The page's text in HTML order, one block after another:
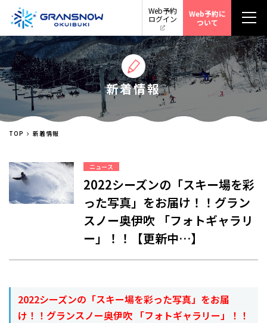
Web予約
ログイン
Web予約に
ついて
新着情報
TOP 新着情報
ニュース
2022シーズンの「スキー場を彩
った写真」をお届け！！グラン
スノー奥伊吹 「フォトギャラリ
ー」！！【更新中…】
2022シーズンの「スキー場を彩った写真」をお届
け！！グランスノー奥伊吹 「フォトギャラリー」！！